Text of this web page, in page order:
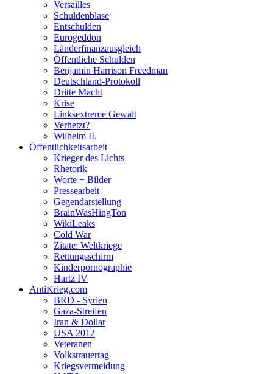
Versailles
Schuldenblase
Entschulden
Eurogeddon
Länderfinanzausgleich
Öffentliche Schulden
Benjamin Harrison Freedman
Deutschland-Protokoll
Dritte Macht
Krise
Linksextreme Gewalt
Verhetzt?
Wilhelm II.
Öffentlichkeitsarbeit
Krieger des Lichts
Rhetorik
Worte + Bilder
Pressearbeit
Gegendarstellung
BrainWasHingTon
WikiLeaks
Cold War
Zitate: Weltkriege
Rettungsschirm
Kinderpornographie
Hartz IV
AntiKrieg.com
BRD - Syrien
Gaza-Streifen
Iran & Dollar
USA 2012
Veteranen
Volkstrauertag
Kriegsvermeidung